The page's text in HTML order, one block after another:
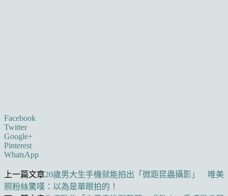
Facebook
Twitter
Google+
Pinterest
WhatsApp
上一篇文章20歲男大生手機就能拍出「微距昆蟲攝影」 唯美
照粉絲驚嘆：以為是單眼拍的！